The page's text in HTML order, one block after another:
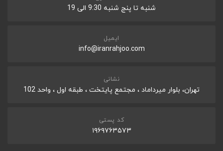
شنبه تا پنج شنبه 9:30 الی 19
ایمیل
info@iranrahjoo.com
نشانی
تهران، بلوار میرداماد ، مجتمع پایتخت ، طبقه اول ، واحد 102
کد پستی
۱۹۶۹۷۶۳۵۷۳